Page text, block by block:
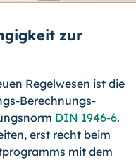
zur
Regelwesen ist die
Berechnungs-
DIN 1946-6.
erst recht beim
mit dem